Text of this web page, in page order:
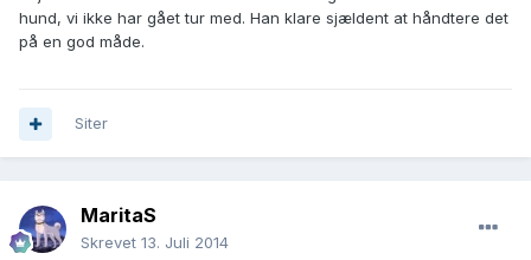
hund, vi ikke har gået tur med. Han klare sjældent at håndtere det
på en god måde.
Siter
MaritaS
Skrevet 13. Juli 2014